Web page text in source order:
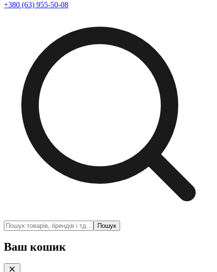
+380 (63) 955-50-08
Пошук
Ваш кошик